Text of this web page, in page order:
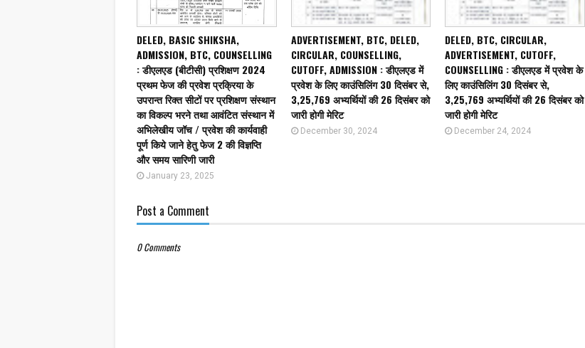
DELED, BASIC SHIKSHA,
ADMISSION, BTC, COUNSELLING
: डीएलएड (बीटीसी) प्रशिक्षण 2024
प्रथम फेज की प्रवेश प्रक्रिया के
उपरान्त रिक्त सीटों पर प्रशिक्षण संस्थान
का विकल्प भरने तथा आवंटित संस्थान में
अभिलेखीय जॉच / प्रवेश की कार्यवाही
पूर्ण किये जाने हेतु फेज 2 की विज्ञप्ति
और समय सारिणी जारी
January 23, 2025
ADVERTISEMENT, BTC, DELED,
CIRCULAR, COUNSELLING,
CUTOFF, ADMISSION : डीएलएड में
प्रवेश के लिए काउंसिलिंग 30 दिसंबर से,
3,25,769 अभ्यर्थियों की 26 दिसंबर को
जारी होगी मेरिट
December 30, 2024
DELED, BTC, CIRCULAR,
ADVERTISEMENT, CUTOFF,
COUNSELLING : डीएलएड में प्रवेश के
लिए काउंसिलिंग 30 दिसंबर से,
3,25,769 अभ्यर्थियों की 26 दिसंबर को
जारी होगी मेरिट
December 24, 2024
Post a Comment
0 Comments